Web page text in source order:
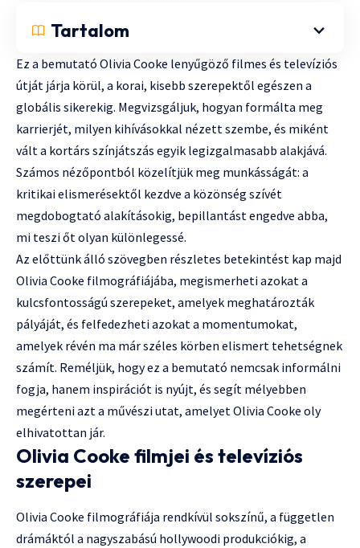
Tartalom
Ez a bemutató Olivia Cooke lenyűgöző filmes és televíziós
útját járja körül, a korai, kisebb szerepektől egészen a
globális sikerekig. Megvizsgáljuk, hogyan formálta meg
karrierjét, milyen kihívásokkal nézett szembe, és miként
vált a kortárs színjátszás egyik legizgalmasabb alakjává.
Számos nézőpontból közelítjük meg munkásságát: a
kritikai elismerésektől kezdve a közönség szívét
megdobogtató alakításokig, bepillantást engedve abba,
mi teszi őt olyan különlegessé.
Az előttünk álló szövegben részletes betekintést kap majd
Olivia Cooke filmográfiájába, megismerheti azokat a
kulcsfontosságú szerepeket, amelyek meghatározták
pályáját, és felfedezheti azokat a momentumokat,
amelyek révén ma már széles körben elismert tehetségnek
számít. Reméljük, hogy ez a bemutató nemcsak informálni
fogja, hanem inspirációt is nyújt, és segít mélyebben
megérteni azt a művészi utat, amelyet Olivia Cooke oly
elhivatottan jár.
Olivia Cooke filmjei és televíziós
szerepei
Olivia Cooke filmográfiája rendkívül sokszínű, a független
drámáktól a nagyszabású hollywoodi produkciókig, a